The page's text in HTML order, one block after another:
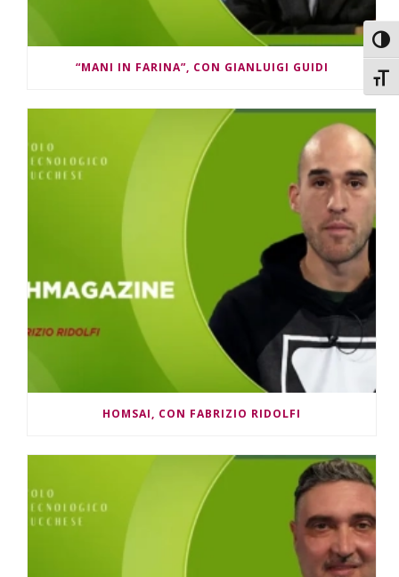
“MANI IN FARINA”, CON GIANLUIGI GUIDI
HOMSAI, CON FABRIZIO RIDOLFI